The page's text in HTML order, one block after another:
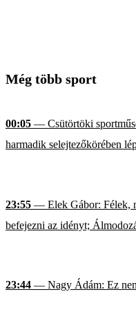
Még több sport
00:05 — Csütörtöki
harmadik selejtezőkörében
23:55 — Elek Gábor: Félek,
befejezni az idényt;
23:44 — Nagy Ádám: Ez